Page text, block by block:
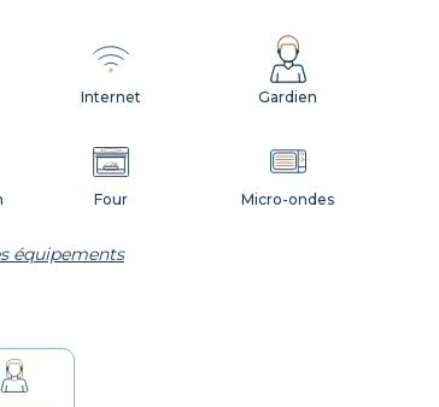
Internet
Micro-ondes
Four
Gardien
équipements